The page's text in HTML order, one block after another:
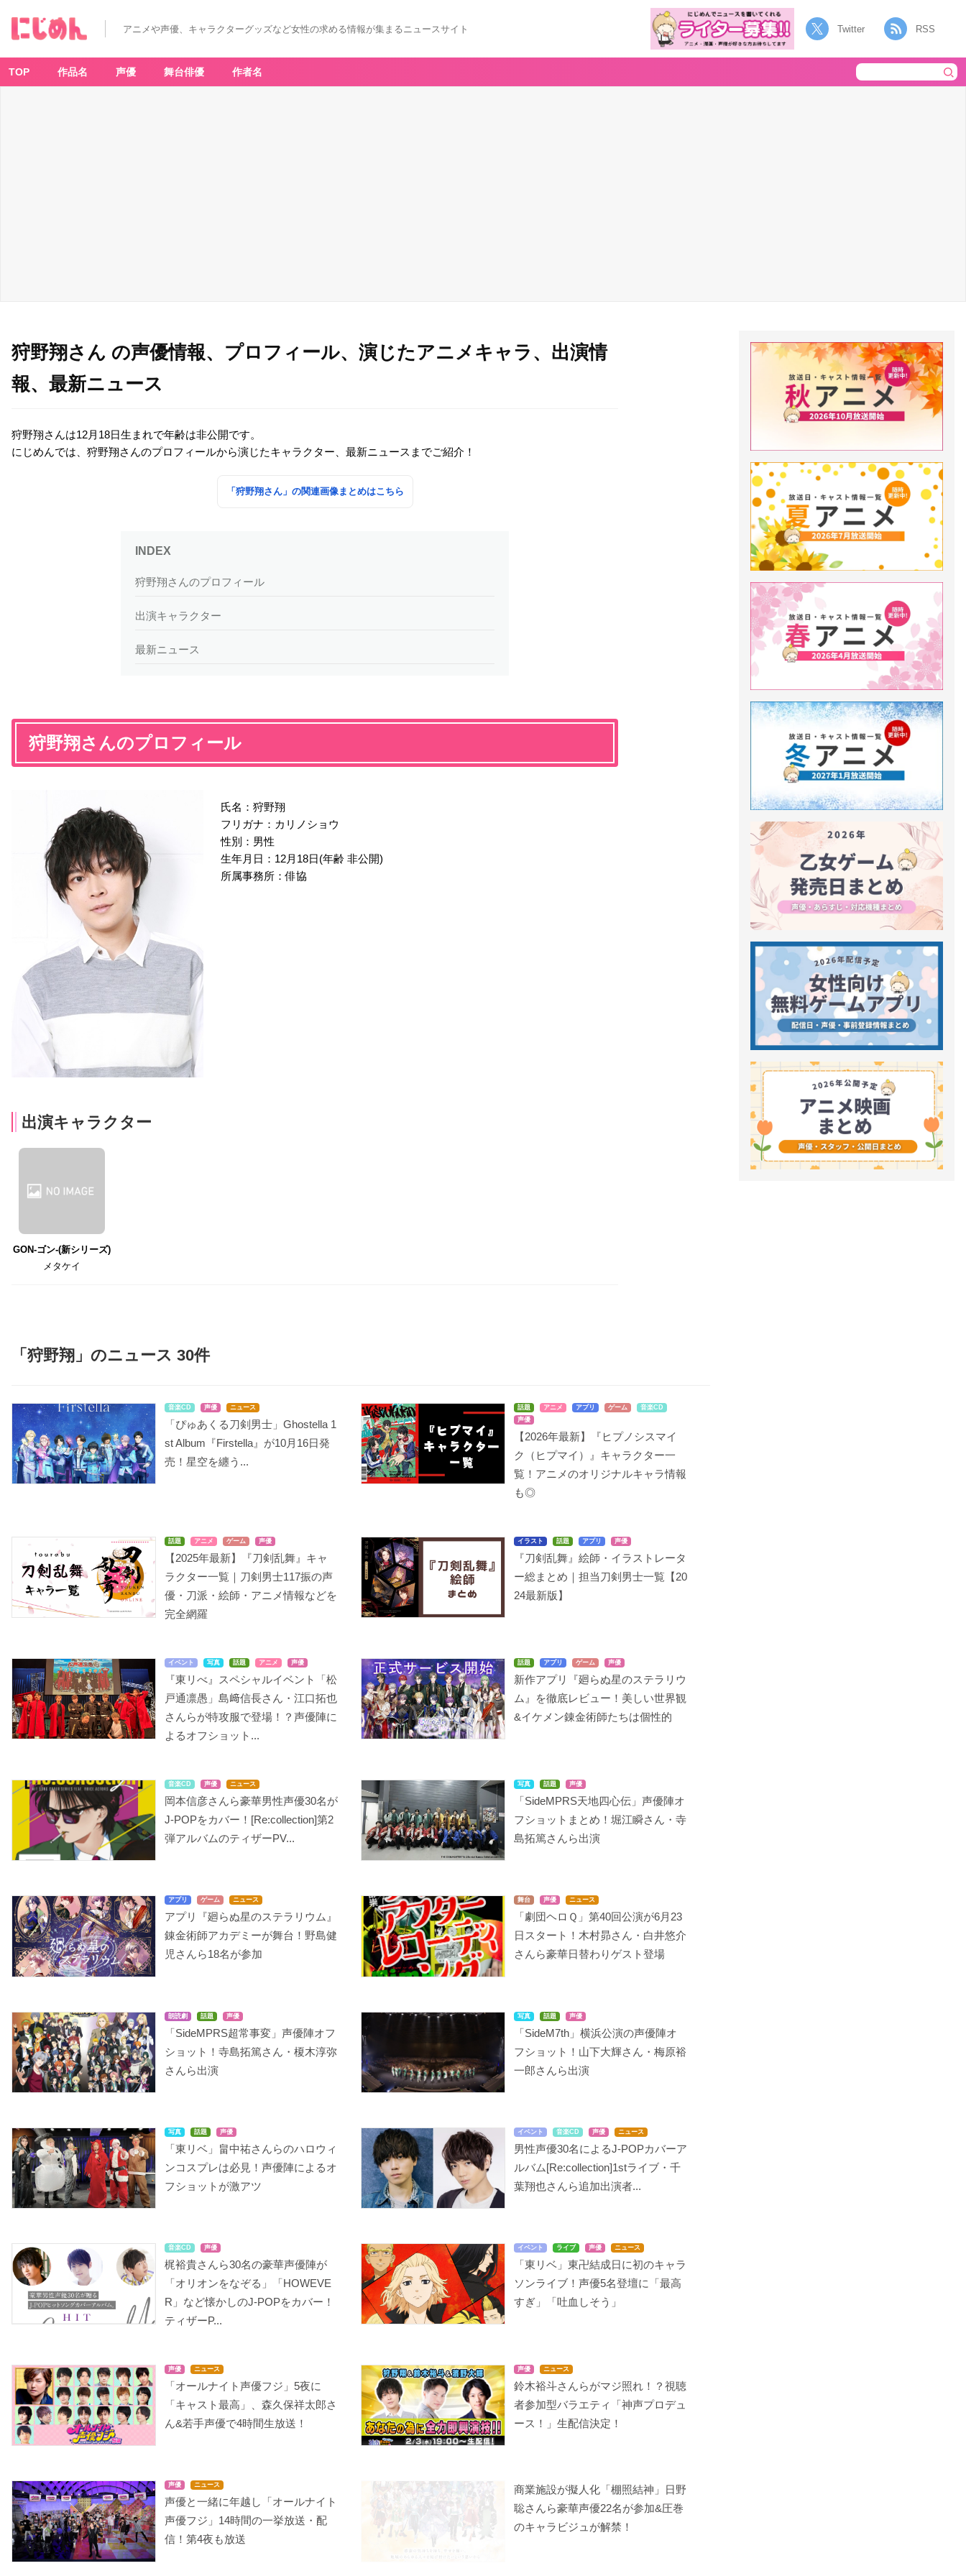
アニメや声優、キャラクターグッズなど女性の求める情報が集まるニュースサイト Twitter RSS
TOP 作品名 声優 舞台俳優 作者名
狩野翔さん の声優情報、プロフィール、演じたアニメキャラ、出演情
報、最新ニュース
狩野翔さんは12月18日生まれで年齢は非公開です。
にじめんでは、狩野翔さんのプロフィールから演じたキャラクター、最新ニュースまでご紹介！
「狩野翔さん」の関連画像まとめはこちら
狩野翔さんのプロフィール
出演キャラクター
最新ニュース
狩野翔さんのプロフィール
氏名：狩野翔
フリガナ：カリノショウ
性別：男性
生年月日：12月18日(年齢 非公開)
所属事務所：俳協
出演キャラクター
GON-ゴン-(新シリーズ)
メタケイ
「狩野翔」のニュース 30件
音楽CD 声優 ニュース
「ぴゅあくる刀剣男士」Ghostella 1
st Album『Firstella』が10月16日発
売！星空を纏う...
話題 アニメ アプリ ゲーム
音楽CD
声優
【2026年最新】『ヒプノシスマイ
ク（ヒプマイ）』キャラクター一
覧！アニメのオリジナルキャラ情報
も◎
話題 アニメ ゲーム 声優
【2025年最新】『刀剣乱舞』キャ
ラクター一覧｜刀剣男士117振の声
優・刀派・絵師・アニメ情報などを
完全網羅
イラスト 話題 アプリ 声優
『刀剣乱舞』絵師・イラストレータ
ー総まとめ｜担当刀剣男士一覧【20
24最新版】
イベント 写真 話題 アニメ 声優
『東リべ』スペシャルイベント「松
戸通凛愚」島﨑信長さん・江口拓也
さんらが特攻服で登場！？声優陣に
よるオフショット...
話題 アプリ ゲーム 声優
新作アプリ『廻らぬ星のステラリウ
ム』を徹底レビュー！美しい世界観
&イケメン錬金術師たちは個性的
音楽CD 声優 ニュース
岡本信彦さんら豪華男性声優30名が
J-POPをカバー！[Re:collection]第2
弾アルバムのティザーPV...
写真 話題 声優
「SideMPRS天地四心伝」声優陣オ
フショットまとめ！堀江瞬さん・寺
島拓篤さんら出演
アプリ ゲーム ニュース
アプリ『廻らぬ星のステラリウム』
錬金術師アカデミーが舞台！野島健
児さんら18名が参加
舞台 声優 ニュース
「劇団ヘロＱ」第40回公演が6月23
日スタート！木村昴さん・白井悠介
さんら豪華日替わりゲスト登場
朗読劇 話題 声優
「SideMPRS超常事変」声優陣オフ
ショット！寺島拓篤さん・榎木淳弥
さんら出演
写真 話題 声優
「SideM7th」横浜公演の声優陣オ
フショット！山下大輝さん・梅原裕
一郎さんら出演
写真 話題 声優
「東リベ」畠中祐さんらのハロウィ
ンコスプレは必見！声優陣によるオ
フショットが激アツ
イベント 音楽CD 声優 ニュース
男性声優30名によるJ-POPカバーア
ルバム[Re:collection]1stライブ・千
葉翔也さんら追加出演者...
音楽CD 声優
梶裕貴さんら30名の豪華声優陣が
「オリオンをなぞる」「HOWEVE
R」など懐かしのJ-POPをカバー！
ティザーP...
イベント ライブ 声優 ニュース
「東リベ」東卍結成日に初のキャラ
ソンライブ！声優5名登壇に「最高
すぎ」「吐血しそう」
声優 ニュース
「オールナイト声優フジ」5夜に
「キャスト最高」、森久保祥太郎さ
ん&若手声優で4時間生放送！
声優 ニュース
鈴木裕斗さんらがマジ照れ！？視聴
者参加型バラエティ「神声プロデュ
ース！」生配信決定！
声優 ニュース
声優と一緒に年越し「オールナイト
声優フジ」14時間の一挙放送・配
信！第4夜も放送
商業施設が擬人化「棚照結神」日野
聡さんら豪華声優22名が参加&圧巻
のキャラビジュが解禁！